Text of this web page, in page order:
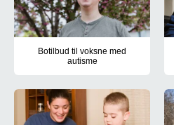
Botilbud til voksne med
autisme